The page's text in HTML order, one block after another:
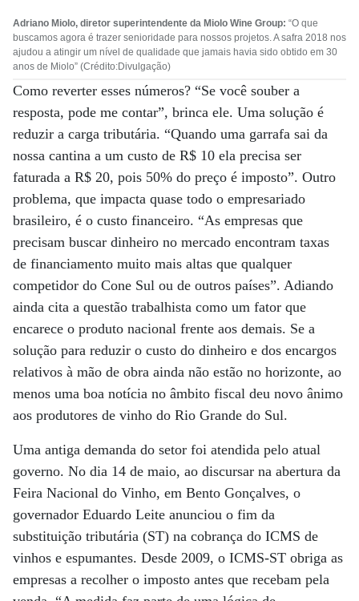
Adriano Miolo, diretor superintendente da Miolo Wine Group: “O que
buscamos agora é trazer senioridade para nossos projetos. A safra 2018 nos
ajudou a atingir um nível de qualidade que jamais havia sido obtido em 30
anos de Miolo” (Crédito:Divulgação)
Como reverter esses números? “Se você souber a
resposta, pode me contar”, brinca ele. Uma solução é
reduzir a carga tributária. “Quando uma garrafa sai da
nossa cantina a um custo de R$ 10 ela precisa ser
faturada a R$ 20, pois 50% do preço é imposto”. Outro
problema, que impacta quase todo o empresariado
brasileiro, é o custo financeiro. “As empresas que
precisam buscar dinheiro no mercado encontram taxas
de financiamento muito mais altas que qualquer
competidor do Cone Sul ou de outros países”. Adiando
ainda cita a questão trabalhista como um fator que
encarece o produto nacional frente aos demais. Se a
solução para reduzir o custo do dinheiro e dos encargos
relativos à mão de obra ainda não estão no horizonte, ao
menos uma boa notícia no âmbito fiscal deu novo ânimo
aos produtores de vinho do Rio Grande do Sul.
Uma antiga demanda do setor foi atendida pelo atual
governo. No dia 14 de maio, ao discursar na abertura da
Feira Nacional do Vinho, em Bento Gonçalves, o
governador Eduardo Leite anunciou o fim da
substituição tributária (ST) na cobrança do ICMS de
vinhos e espumantes. Desde 2009, o ICMS-ST obriga as
empresas a recolher o imposto antes que recebam pela